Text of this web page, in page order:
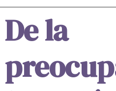
De la